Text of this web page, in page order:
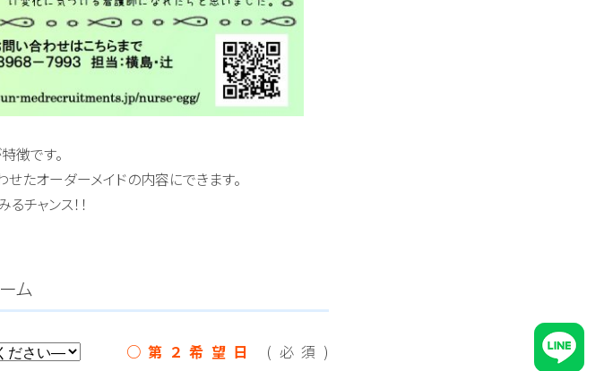
徴です。
たオーダーメイドの内容にできます。
チャンス！！
ム
○第２希望日 (必須)